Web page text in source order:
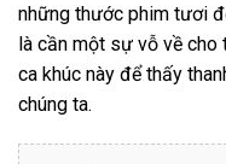
những thước phim tươi
là cần một sự vỗ về cho
ca khúc này để thấy
chúng ta.